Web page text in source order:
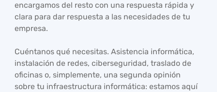
encargamos del resto con una respuesta rápida y
clara para dar respuesta a las necesidades de tu
empresa.
Cuéntanos qué necesitas. Asistencia informática,
instalación de redes, ciberseguridad, traslado de
oficinas o, simplemente, una segunda opinión
sobre tu infraestructura informática: estamos aquí